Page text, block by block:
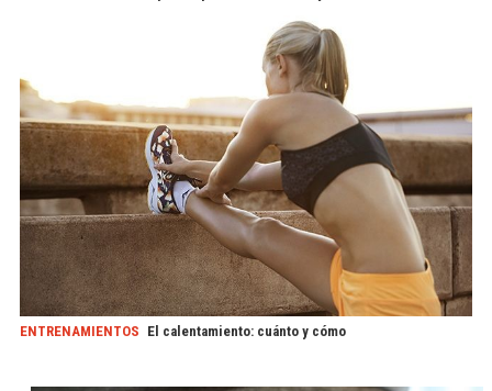
ENTRENAMIENTOS El calentamiento: cuánto y cómo